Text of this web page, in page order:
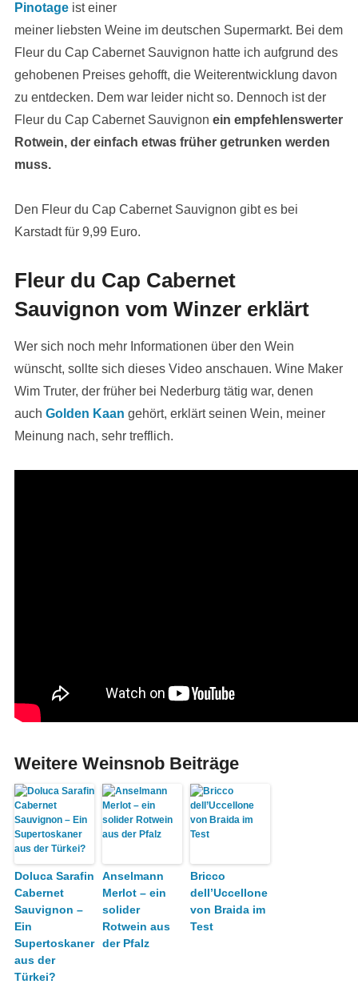
Pinotageist einer
meiner liebsten Weine im deutschen Supermarkt. Bei dem
Fleur du Cap Cabernet Sauvignon hatte ich aufgrund des
gehobenen Preises gehofft, die Weiterentwicklung davon
zu entdecken. Dem war leider nicht so. Dennoch ist der
Fleur du Cap Cabernet Sauvignon ein empfehlenswerter
Rotwein, der einfach etwas früher getrunken werden
muss.
Den Fleur du Cap Cabernet Sauvignon gibt es bei
Karstadt für 9,99 Euro.
Fleur du Cap Cabernet
Sauvignon vom Winzer erklärt
Wer sich noch mehr Informationen über den Wein
wünscht, sollte sich dieses Video anschauen. Wine Maker
Wim Truter, der früher bei Nederburg tätig war, denen
auch Golden Kaan gehört, erklärt seinen Wein, meiner
Meinung nach, sehr trefflich.
Weitere Weinsnob Beiträge
Doluca Sarafin
Cabernet
Sauvignon –
Ein
Supertoskaner
aus der
Türkei?
Anselmann
Merlot – ein
solider
Rotwein aus
der Pfalz
Bricco
dell’Uccellone
von Braida im
Test